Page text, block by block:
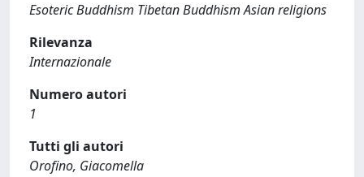
Esoteric Buddhism Tibetan Buddhism Asian religions
Rilevanza
Internazionale
Numero autori
1
Tutti gli autori
Orofino, Giacomella